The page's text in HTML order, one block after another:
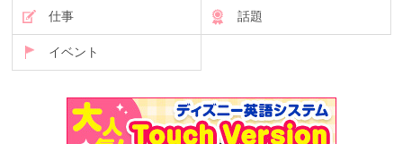
仕事 話題
イベント